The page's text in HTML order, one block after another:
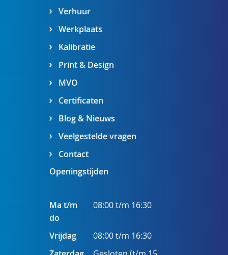
Verhuur
Werkplaats
Kalibratie
Print & Design
MVO
Certificaten
Blog & Nieuws
Veelgestelde vragen
Contact
Openingstijden
Ma t/m
do
08:00 t/m 16:30
Vrijdag
08:00 t/m 16:30